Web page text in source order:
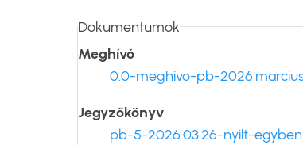
Dokumentumok
Meghívó
0.0-meghivo-pb-
Jegyzőkönyv
pb-5-2026.03.26-nyilt-